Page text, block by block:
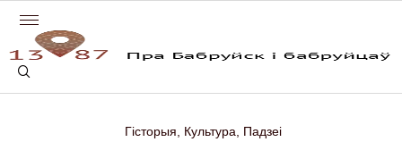
Гісторыя Культура Падзеі